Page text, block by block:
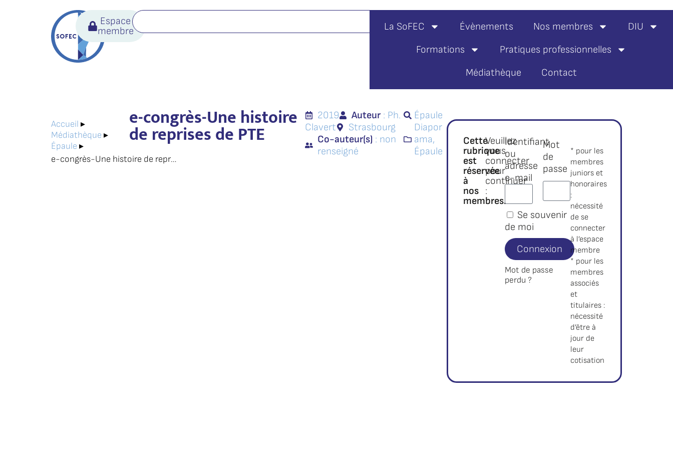
Espace
membre
La SoFEC Évènements Nos membres
DIU
Formations
Pratiques professionnelles
Médiathèque
Contact
Accueil ▸
Médiathèque ▸
Épaule ▸
e-congrès-Une histoire de reprises de PTE
e-congrès-Une histoire
de reprises de PTE
2019 Auteur: Ph.
Clavert
Strasbourg
Co-auteur(s) : non
renseigné
Épaule
Diapor
ama,
Épaule
Cette
rubrique
est
réservée
à
nos
membres.*
Veuillez
vous
connecter
pour
continuer
:
Identifiant
ou
adresse
e-mail
Mot
de
passe
Se souvenir
de moi
Connexion
Mot de passe
perdu ?
* pour les
membres
juniors et
honoraires
:
nécessité
de se
connecter
à l’espace
membre
* pour les
membres
associés
et
titulaires :
nécessité
d’être à
jour de
leur
cotisation